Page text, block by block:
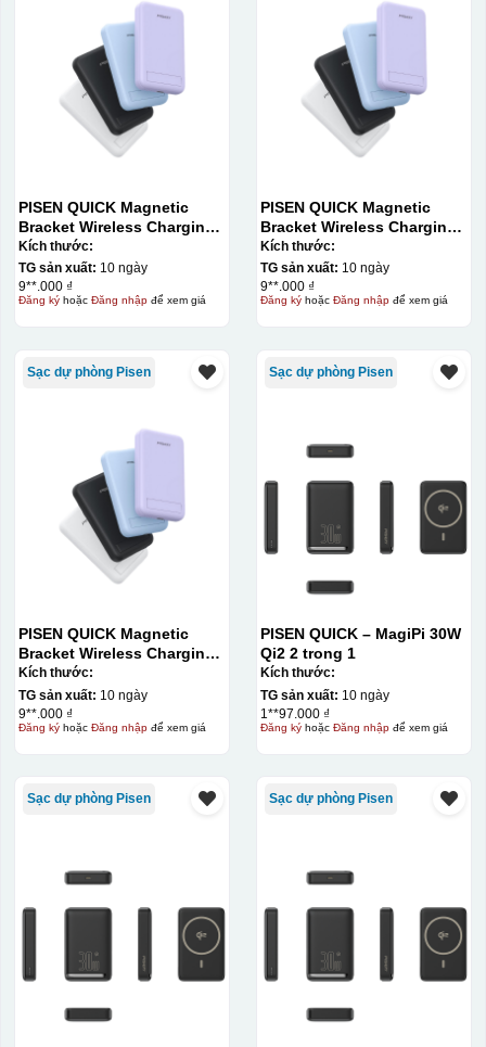
PISEN QUICK Magnetic
Bracket Wireless Charging
Power Bank PD296C-1
10000 (20W) (LS-
DY240/Purple) Carton – CN
Kích thước:
TG sản xuất: 10 ngày
9**.000 ₫
Đăng kýhoặc Đăng nhậpđể xem giá
PISEN QUICK Magnetic
Bracket Wireless Charging
Power Bank PD296C-1
10000 (20W) (LS-
DY240/Purple) Carton – CN
Kích thước:
TG sản xuất: 10 ngày
9**.000 ₫
Đăng kýhoặc Đăng nhậpđể xem giá
Sạc dự phòng Pisen
PISEN QUICK Magnetic
Bracket Wireless Charging
Power Bank PD296C-1
10000 (20W) (LS-
DY240/Purple) Carton – CN
Kích thước:
TG sản xuất: 10 ngày
9**.000 ₫
Đăng kýhoặc Đăng nhậpđể xem giá
Sạc dự phòng Pisen
PISEN QUICK – MagiPi 30W
Qi2 2 trong 1
Kích thước:
TG sản xuất: 10 ngày
1**97.000 ₫
Đăng kýhoặc Đăng nhậpđể xem giá
Sạc dự phòng Pisen Sạc dự phòng Pisen